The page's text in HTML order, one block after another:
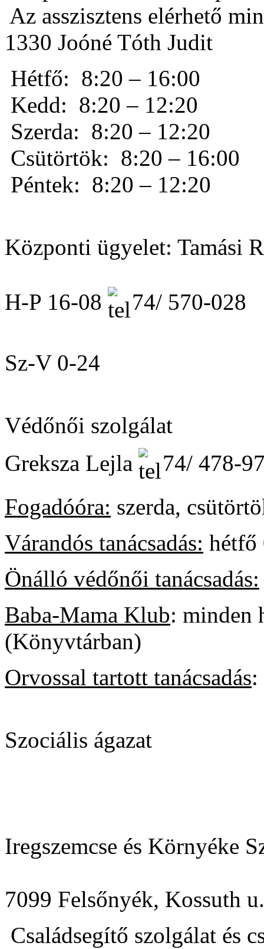
Az asszisztens elérhető
1330 Joóné Tóth Judit
Hétfő: 8:20 – 16:00
Kedd: 8:20 – 12:20
Szerda: 8:20 – 12:20
Csütörtök: 8:20 – 16:00
Péntek: 8:20 – 12:20
Központi ügyelet: Tamási
H-P 16-08 74/ 570-028
Sz-V 0-24
Védőnői szolgálat
Greksza Lejla
74/ 478-
Fogadóóra: szerda,
Várandós tanácsadás: hétfő
Önálló védőnői tanácsadás:
Baba-Mama Klub: minden
(Könyvtárban)
Orvossal tartott tanácsadás:
Szociális ágazat
Iregszemcse és Környéke
7099 Felsőnyék, Kossuth
Családsegítő szolgálat és